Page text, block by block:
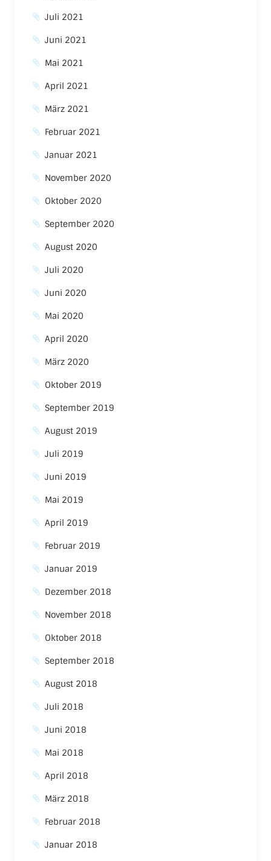
Juli 2021
Juni 2021
Mai 2021
April 2021
März 2021
Februar 2021
Januar 2021
November 2020
Oktober 2020
September 2020
August 2020
Juli 2020
Juni 2020
Mai 2020
April 2020
März 2020
Oktober 2019
September 2019
August 2019
Juli 2019
Juni 2019
Mai 2019
April 2019
Februar 2019
Januar 2019
Dezember 2018
November 2018
Oktober 2018
September 2018
August 2018
Juli 2018
Juni 2018
Mai 2018
April 2018
März 2018
Februar 2018
Januar 2018